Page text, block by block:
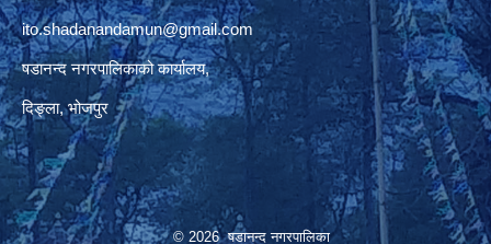
ito.shadanandamun@gmail.com
षडानन्द नगरपालिकाको कार्यालय,
दिङ्ला, भोजपुर
© 2026 षडानन्द नगरपालिका